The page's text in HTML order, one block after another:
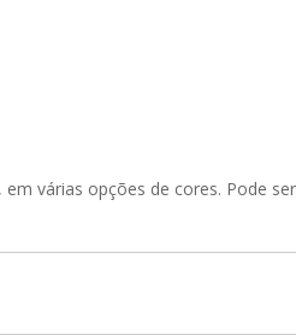
várias opções de cores. Pode